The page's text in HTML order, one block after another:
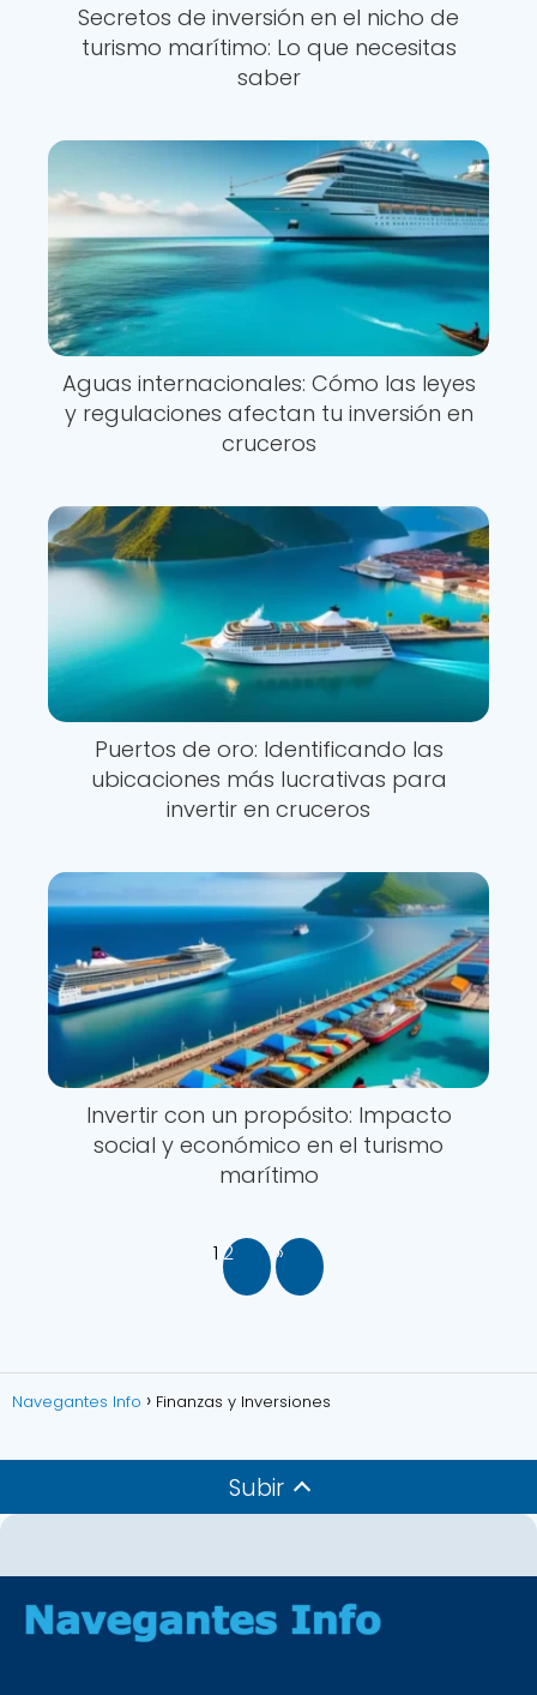
Secretos de inversión en el nicho de
turismo marítimo: Lo que necesitas
saber
Aguas internacionales: Cómo las leyes
y regulaciones afectan tu inversión en
cruceros
Puertos de oro: Identificando las
ubicaciones más lucrativas para
invertir en cruceros
Invertir con un propósito: Impacto
social y económico en el turismo
marítimo
1 2 »
Navegantes Info Finanzas y Inversiones
Subir